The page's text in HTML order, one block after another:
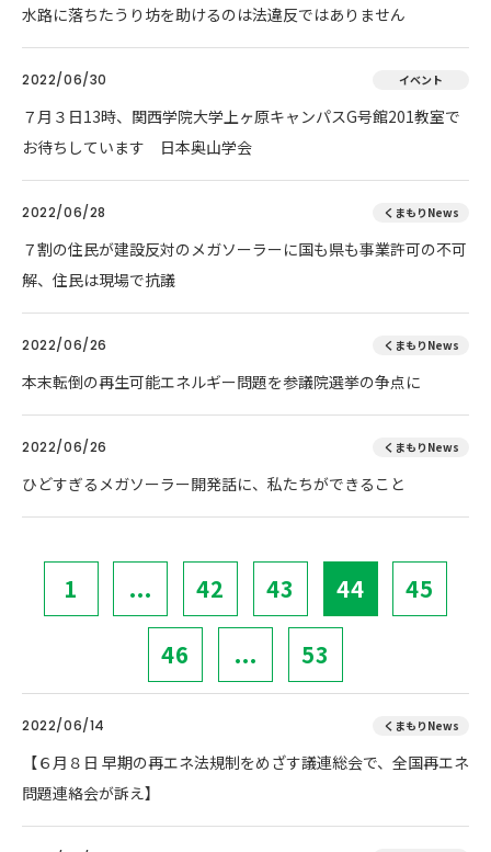
水路に落ちたうり坊を助けるのは法違反ではありません
2022/06/30 イベント
７月３日13時、関西学院大学上ヶ原キャンパスG号館201教室で
お待ちしています 日本奥山学会
2022/06/28 くまもりNews
７割の住民が建設反対のメガソーラーに国も県も事業許可の不可
解、住民は現場で抗議
2022/06/26 くまもりNews
本末転倒の再生可能エネルギー問題を参議院選挙の争点に
2022/06/26 くまもりNews
ひどすぎるメガソーラー開発話に、私たちができること
1 ... 42 43 44 45
46 ... 53
2022/06/14 くまもりNews
【６月８日 早期の再エネ法規制をめざす議連総会で、全国再エネ
問題連絡会が訴え】